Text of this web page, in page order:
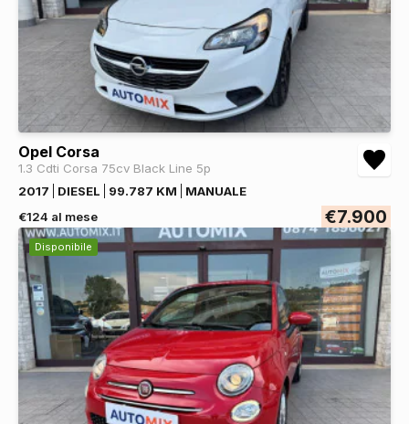
Opel Corsa
1.3 Cdti Corsa 75cv Black Line 5p
2017
DIESEL 99.787 KM
MANUALE
€124 al mese
€7.900
Disponibile